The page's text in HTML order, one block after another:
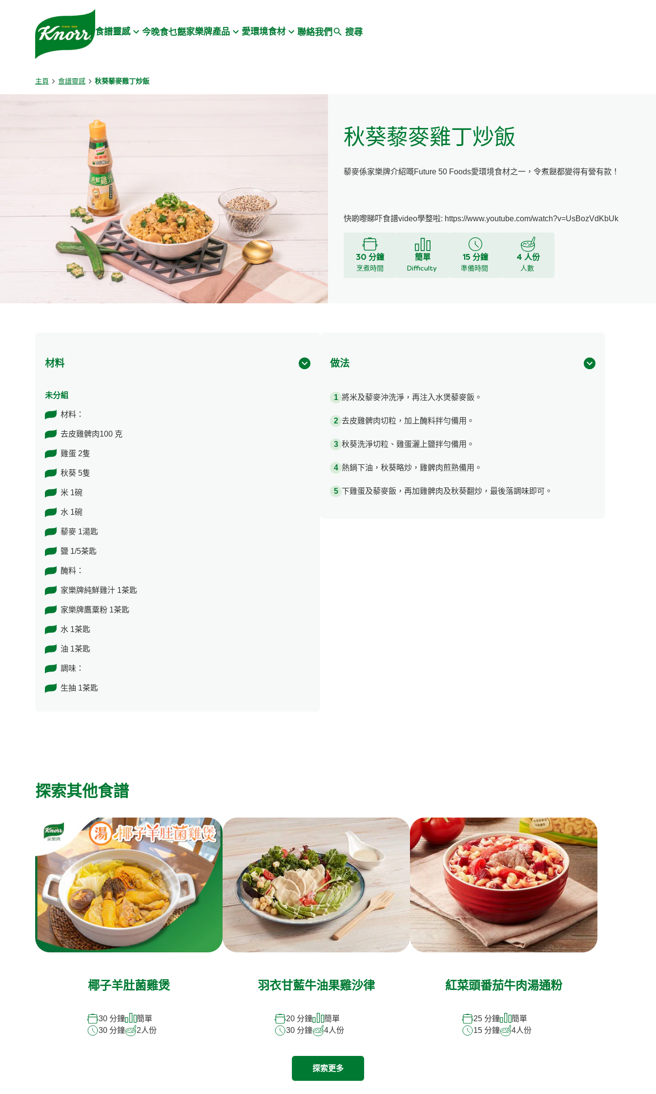
Skip to:
食譜靈感 今晚食乜餸家樂牌產品 愛環境食材 聯絡我們 搜尋
主頁 食譜靈感 秋葵藜麥雞丁炒飯
秋葵藜麥雞丁炒飯
藜麥係家樂牌介紹嘅Future 50 Foods愛環境食材之一，令煮餸都變得有營有款！
快啲嚟睇吓食譜video學整啦: https://www.youtube.com/watch?v=UsBozVdKbUk
30 分鐘
烹煮時間
簡單
Difficulty
15 分鐘
準備時間
4 人份
人數
材料
未分組
材料：
去皮雞髀肉100 克
雞蛋 2隻
秋葵 5隻
米 1碗
水 1碗
藜麥 1湯匙
鹽 1/5茶匙
醃料：
家樂牌純鮮雞汁 1茶匙
家樂牌鷹粟粉 1茶匙
水 1茶匙
油 1茶匙
調味：
生抽 1茶匙
做法
將米及藜麥沖洗淨，再注入水煲藜麥飯。
去皮雞髀肉切粒，加上醃料拌勻備用。
秋葵洗淨切粒、雞蛋灑上鹽拌勻備用。
熱鍋下油，秋葵略炒，雞髀肉煎熟備用。
下雞蛋及藜麥飯，再加雞髀肉及秋葵翻炒，最後落調味即可。
探索其他食譜
椰子羊肚菌雞煲
30 分鐘
簡單
30 分鐘
2人份
羽衣甘藍牛油果雞沙律
20 分鐘
簡單
30 分鐘
4人份
紅菜頭番茄牛肉湯通粉
25 分鐘
簡單
15 分鐘
4人份
探索更多